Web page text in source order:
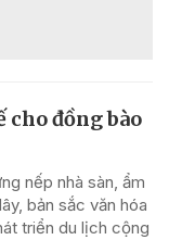
cho đồng bào
nếp nhà sàn, ẩm
bản sắc văn hóa
triển du lịch cộng